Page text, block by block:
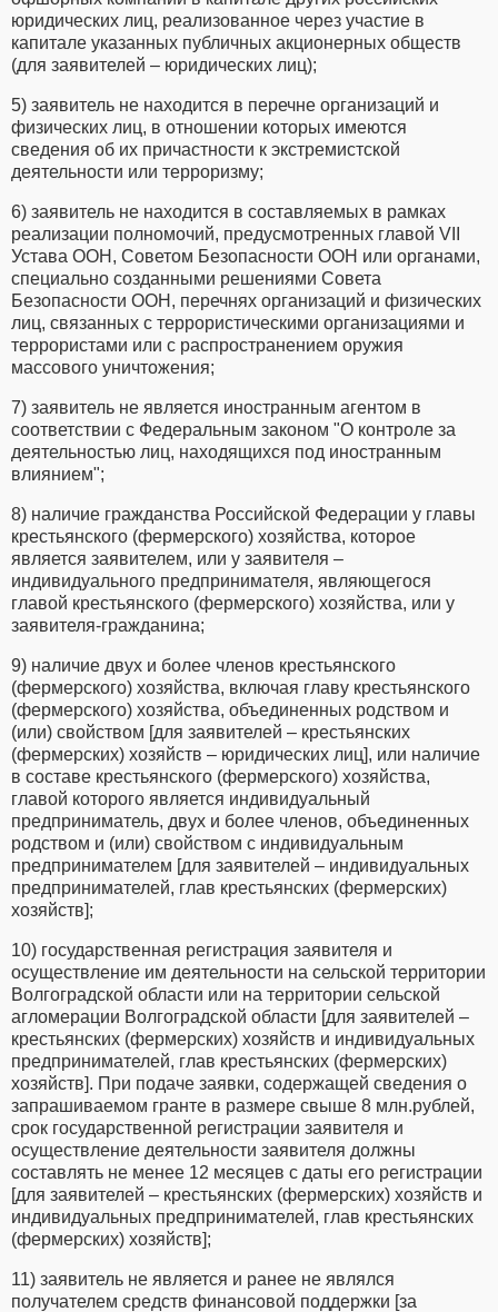
юридических лиц, реализованное через участие в
капитале указанных публичных акционерных обществ
(для заявителей – юридических лиц);
5) заявитель не находится в перечне организаций и
физических лиц, в отношении которых имеются
сведения об их причастности к экстремистской
деятельности или терроризму;
6) заявитель не находится в составляемых в рамках
реализации полномочий, предусмотренных главой VII
Устава ООН, Советом Безопасности ООН или органами,
специально созданными решениями Совета
Безопасности ООН, перечнях организаций и физических
лиц, связанных с террористическими организациями и
террористами или с распространением оружия
массового уничтожения;
7) заявитель не является иностранным агентом в
соответствии с Федеральным законом "О контроле за
деятельностью лиц, находящихся под иностранным
влиянием";
8) наличие гражданства Российской Федерации у главы
крестьянского (фермерского) хозяйства, которое
является заявителем, или у заявителя –
индивидуального предпринимателя, являющегося
главой крестьянского (фермерского) хозяйства, или у
заявителя-гражданина;
9) наличие двух и более членов крестьянского
(фермерского) хозяйства, включая главу крестьянского
(фермерского) хозяйства, объединенных родством и
(или) свойством [для заявителей – крестьянских
(фермерских) хозяйств – юридических лиц], или наличие
в составе крестьянского (фермерского) хозяйства,
главой которого является индивидуальный
предприниматель, двух и более членов, объединенных
родством и (или) свойством с индивидуальным
предпринимателем [для заявителей – индивидуальных
предпринимателей, глав крестьянских (фермерских)
хозяйств];
10) государственная регистрация заявителя и
осуществление им деятельности на сельской территории
Волгоградской области или на территории сельской
агломерации Волгоградской области [для заявителей –
крестьянских (фермерских) хозяйств и индивидуальных
предпринимателей, глав крестьянских (фермерских)
хозяйств]. При подаче заявки, содержащей сведения о
запрашиваемом гранте в размере свыше 8 млн.рублей,
срок государственной регистрации заявителя и
осуществление деятельности заявителя должны
составлять не менее 12 месяцев с даты его регистрации
[для заявителей – крестьянских (фермерских) хозяйств и
индивидуальных предпринимателей, глав крестьянских
(фермерских) хозяйств];
11) заявитель не является и ранее не являлся
получателем средств финансовой поддержки [за